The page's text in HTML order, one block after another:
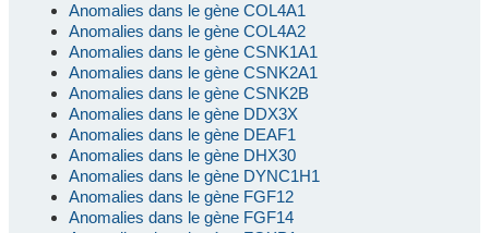
Anomalies dans le gène COL4A1
Anomalies dans le gène COL4A2
Anomalies dans le gène CSNK1A1
Anomalies dans le gène CSNK2A1
Anomalies dans le gène CSNK2B
Anomalies dans le gène DDX3X
Anomalies dans le gène DEAF1
Anomalies dans le gène DHX30
Anomalies dans le gène DYNC1H1
Anomalies dans le gène FGF12
Anomalies dans le gène FGF14